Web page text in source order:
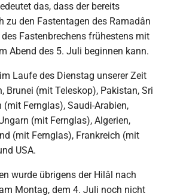
das, dass der bereits
zu den Fastentagen des Ramadân
Fastenbrechens frühestens mit
Abend des 5. Juli beginnen kann.
Laufe des Dienstag unserer Zeit
Brunei (mit Teleskop), Pakistan, Sri
(mit Fernglas), Saudi-Arabien,
(mit Fernglas), Algerien,
(mit Fernglas), Frankreich (mit
USA.
wurde übrigens der Hilâl nach
Montag, dem 4. Juli noch nicht